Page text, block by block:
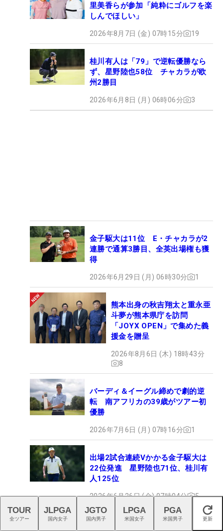
里美香らが参加「純粋にゴルフを楽
しんでほしい」
2026年8月7日 (金) 07時15分 19
桂川有人は「79」で逆転優勝なら
ず、星野陸也58位 チャカラが欧
州2勝目
2026年6月8日 (月) 06時06分 3
金子駆大は11位 E・チャカラが2
連勝で通算3勝目、全英出場権も獲
得
2026年6月29日 (月) 06時30分 1
熊本出身の秋吉翔太と重永亜
斗夢が熊本県庁を訪問
「JOYX OPEN」で集めた義
援金を贈呈
2026年8月6日 (木) 18時43分
8
バーディ＆イーグル締めで劇的逆
転 南アフリカの39歳がツアー初
優勝
2026年7月6日 (月) 07時16分 1
出場2試合連続Vかかる金子駆大は
22位発進 星野陸也71位、桂川有
人125位
2026年6月26日 (金) 07時04分 5
“替えないプロ”今平周吾が10年ぶり
閉じる
TOUR
全ツアー
JLPGA
国内女子
JGTO
国内男子
LPGA
米国女子
PGA
米国男子 更新